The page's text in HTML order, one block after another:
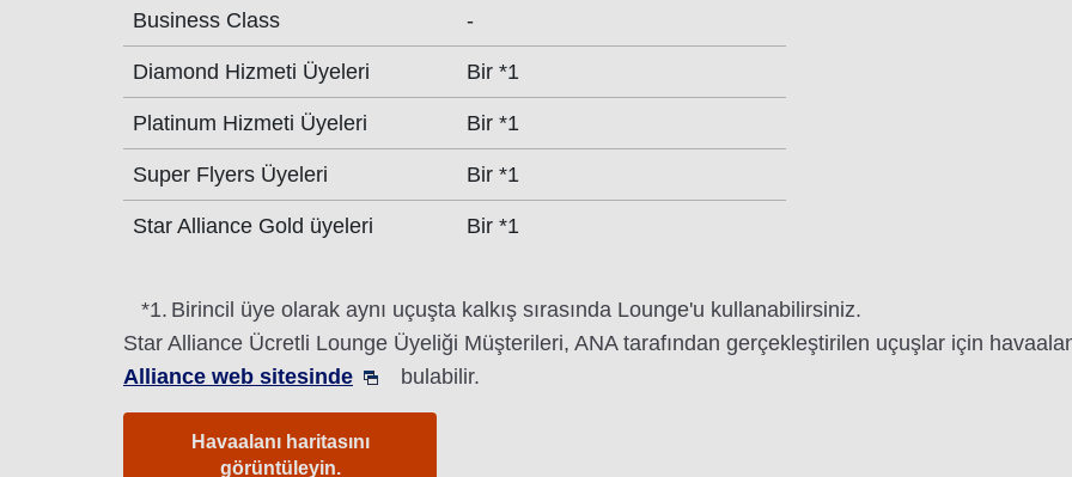
Business Class -
Diamond Hizmeti Üyeleri Bir *1
Platinum Hizmeti Üyeleri Bir *1
Super Flyers Üyeleri Bir *1
Star Alliance Gold üyeleri Bir *1
*1. Birincil üye olarak aynı uçuşta kalkış sırasında Lounge'u kullanabilirsiniz.
Star Alliance Ücretli Lounge Üyeliği Müşterileri, ANA tarafından gerçekleştirilen uçuşlar için
Alliance web sitesinde
bulabilir.
Havaalanı haritasını
görüntüleyin.